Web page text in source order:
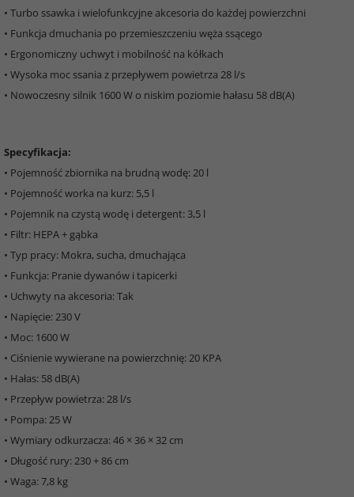
• Turbo ssawka i wielofunkcyjne akcesoria do każdej powierzchni
• Funkcja dmuchania po przemieszczeniu węża ssącego
• Ergonomiczny uchwyt i mobilność na kółkach
• Wysoka moc ssania z przepływem powietrza 28 l/s
• Nowoczesny silnik 1600 W o niskim poziomie hałasu 58 dB(A)
Specyfikacja:
• Pojemność zbiornika na brudną wodę: 20 l
• Pojemność worka na kurz: 5,5 l
• Pojemnik na czystą wodę i detergent: 3,5 l
• Filtr: HEPA + gąbka
• Typ pracy: Mokra, sucha, dmuchająca
• Funkcja: Pranie dywanów i tapicerki
• Uchwyty na akcesoria: Tak
• Napięcie: 230 V
• Moc: 1600 W
• Ciśnienie wywierane na powierzchnię: 20 KPA
• Hałas: 58 dB(A)
• Przepływ powietrza: 28 l/s
• Pompa: 25 W
• Wymiary odkurzacza: 46 × 36 × 32 cm
• Długość rury: 230 + 86 cm
• Waga: 7,8 kg